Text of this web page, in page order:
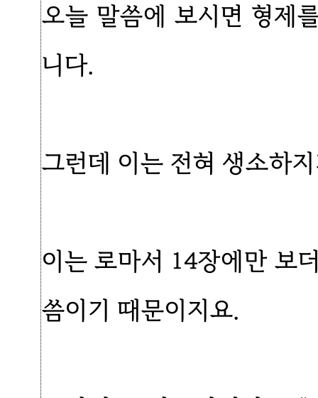
오늘 말씀에 보시면 형제
니다.
그런데 이는 전혀 생소하
이는 로마서 14장에만 보
씀이기 때문이지요.